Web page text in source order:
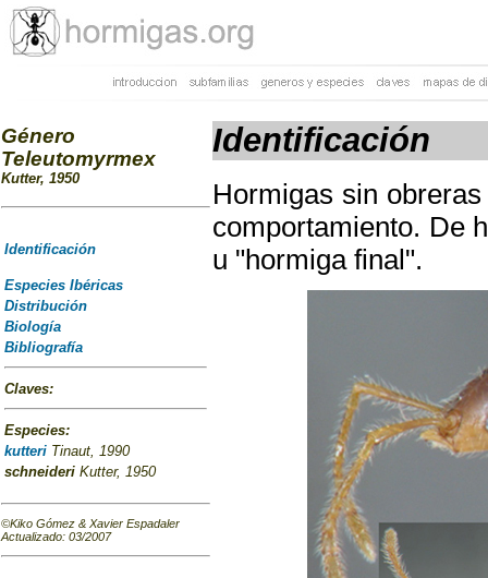
Género
Teleutomyrmex
Kutter, 1950
Identificación
Especies Ibéricas
Distribución
Biología
Bibliografía
Claves:
Especies:
kutteri Tinaut, 1990
schneideri Kutter, 1950
©Kiko Gómez & Xavier Espadaler
Actualizado: 03/2007
Identificación
Hormigas sin
comportamiento. De
u "hormiga final".